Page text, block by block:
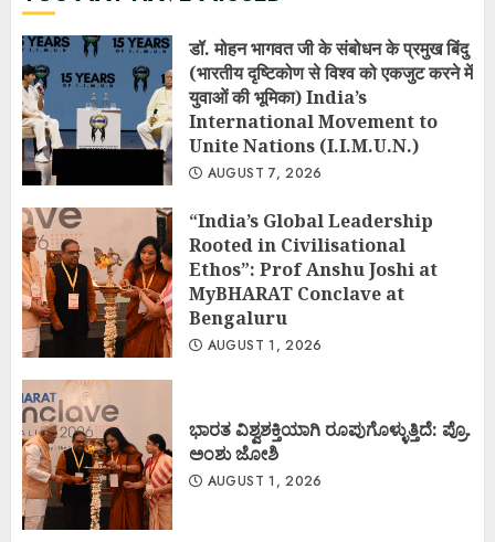
डॉ. मोहन भागवत जी के संबोधन के प्रमुख बिंदु
(भारतीय दृष्टिकोण से विश्व को एकजुट करने में
युवाओं की भूमिका) India’s
International Movement to
Unite Nations (I.I.M.U.N.)
AUGUST 7, 2026
“India’s Global Leadership
Rooted in Civilisational
Ethos”: Prof Anshu Joshi at
MyBHARAT Conclave at
Bengaluru
AUGUST 1, 2026
ಭಾರತ ವಿಶ್ವಶಕ್ತಿಯಾಗಿ ರೂಪುಗೊಳ್ಳುತ್ತಿದೆ: ಪ್ರೊ.
ಅಂಶು ಜೋಶಿ
AUGUST 1, 2026